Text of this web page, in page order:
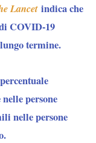
Lancet indica che
COVID-19
termine.
persone
nelle persone